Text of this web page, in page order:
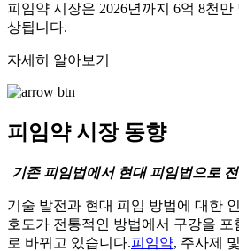
피임약 시장은 2026년까지 6억 8천만
상됩니다.
자세히 알아보기
피임약 시장 동향
기존 피임법에서 현대 피임법으로
기술 발전과 현대 피임 방법에 대한
호도가 전통적인 방법에서 구강을 포
로 바뀌고 있습니다.피임약, 주사제